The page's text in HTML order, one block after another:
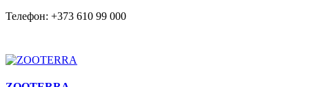
Телефон: +373 610 99 000